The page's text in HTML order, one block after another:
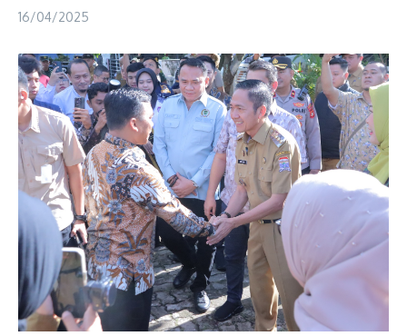
16/04/2025